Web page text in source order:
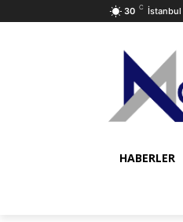
30 C İstanbul
HABERLER